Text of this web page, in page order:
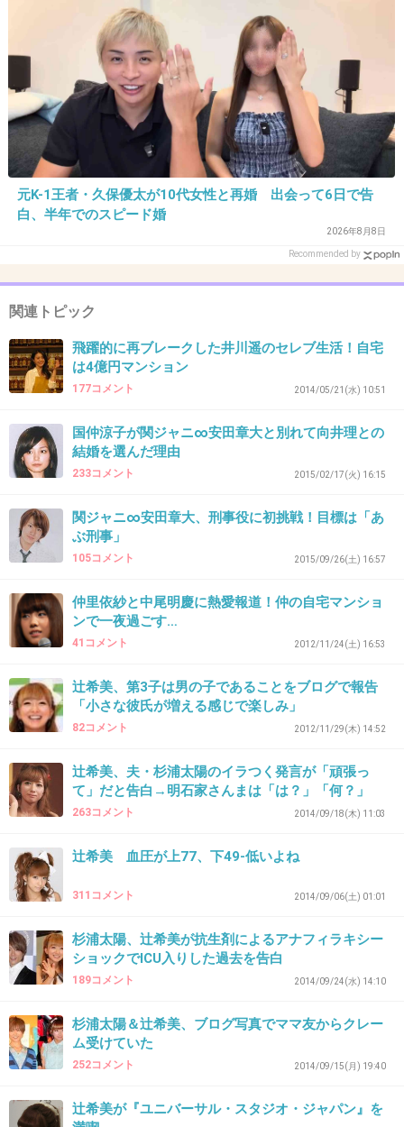
29. 匿名2017/01/30(月) 13:21:49
石黒って潔癖な人でしょ。泊まり大丈夫なの
+897 -8
言いたくて仕方なかったんだね
2017/01/30(月) 13:22:44
ジャニオタがブログにアクセス→炎上ガッポリ
いい生活してんなぁ
+1023 -4
32. 匿名2017/01/30(月) 13:23:08
古くない？
新聞並みの情報の遅さだね
-33
潔癖症ってただのキャラ？小さい子供がいるよ
うな家に泊まれると思えないんだけど
在日？夜ご飯がアチラとか
そっちの方が気になる
+589 -191
元K-1王者・久保優太が10代女性と再婚 出会って6日で告
白、半年でのスピード婚
2026年8月8日
Recommended by
関連トピック
飛躍的に再ブレークした井川遥のセレブ生活！自宅
は4億円マンション
177コメント 2014/05/21(水) 10:51
国仲涼子が関ジャニ∞安田章大と別れて向井理との
結婚を選んだ理由
233コメント 2015/02/17(火) 16:15
関ジャニ∞安田章大、刑事役に初挑戦！目標は「あ
ぶ刑事」
105コメント 2015/09/26(土) 16:57
仲里依紗と中尾明慶に熱愛報道！仲の自宅マンショ
ンで一夜過ごす…
41コメント 2012/11/24(土) 16:53
辻希美、第3子は男の子であることをブログで報告
「小さな彼氏が増える感じで楽しみ」
82コメント 2012/11/29(木) 14:52
辻希美、夫・杉浦太陽のイラつく発言が「頑張っ
て」だと告白→明石家さんまは「は？」「何？」
263コメント 2014/09/18(木) 11:03
辻希美 血圧が上77、下49-低いよね
311コメント 2014/09/06(土) 01:01
杉浦太陽、辻希美が抗生剤によるアナフィラキシー
ショックでICU入りした過去を告白
189コメント 2014/09/24(水) 14:10
杉浦太陽＆辻希美、ブログ写真でママ友からクレー
ム受けていた
252コメント 2014/09/15(月) 19:40
辻希美が『ユニバーサル・スタジオ・ジャパン』を